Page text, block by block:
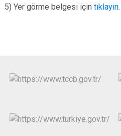
5) Yer görme belgesi için tıklayın.